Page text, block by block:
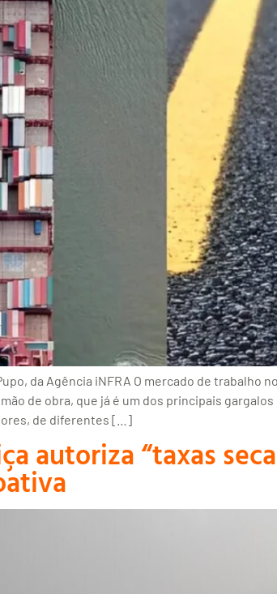
da Agência iNFRA O mercado de
de obra, que já é um dos principais
de diferentes […]
autoriza “taxas